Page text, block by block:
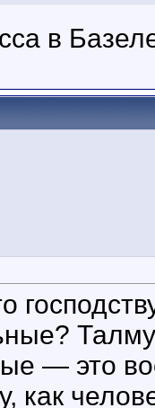
в
— это